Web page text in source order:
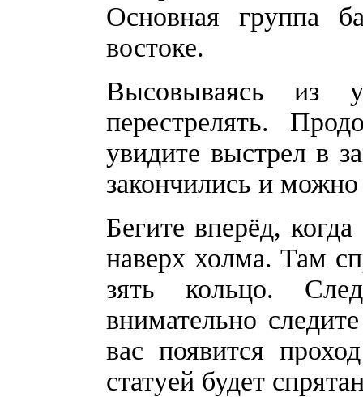
Основная группа
востоке.
Высовываясь из
перестрелять.
увидите выстрел в
закончились и
Бегите вперёд,
наверх холма. Там
зять кольцо.
внимательно
вас появится
статуей будет